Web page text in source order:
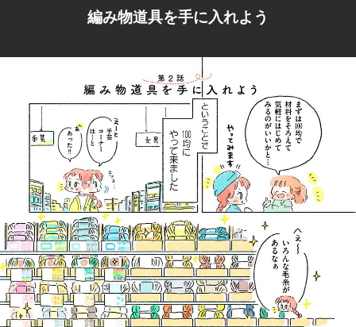
編み物道具を手に入れよう